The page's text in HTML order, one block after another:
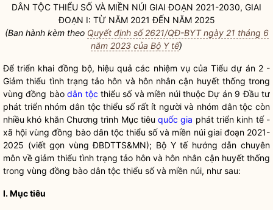
DÂN TỘC THIỂU SỐ VÀ MIỀN NÚI GIAI ĐOẠN 2021-2030, GIAI
ĐOẠN I: TỪ NĂM 2021 ĐẾN NĂM 2025
(Ban hành kèm theo Quyết định số 2621/QĐ-BYT ngày 21 tháng 6
năm 2023 của Bộ Y tế)
Để triển khai đồng bộ, hiệu quả các nhiệm vụ của Tiểu dự án 2 -
Giảm thiểu tình trạng tảo hôn và hôn nhân cận huyết thống trong
vùng đồng bàodân tộc thiểu số và miền núi thuộc Dự án 9 Đầu tư
phát triển nhóm dân tộc thiểu số rất ít người và nhóm dân tộc còn
nhiều khó khăn Chương trình Mục tiêuquốc gia phát triển kinh tế -
xã hội vùng đồng bào dân tộc thiểu số và miền núi giai đoạn 2021-
2025 (viết gọn vùng ĐBDTTS&MN); Bộ Y tế hướng dẫn chuyên
môn về giảm thiểu tình trạng tảo hôn và hôn nhân cận huyết thống
trong vùng đồng bào dân tộc thiểu số và miền núi, như sau:
I. Mục tiêu